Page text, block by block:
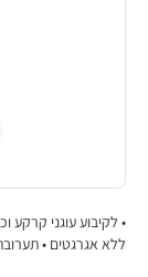
• לקיבוע עוגני קרקע
ללא אגרגטים •